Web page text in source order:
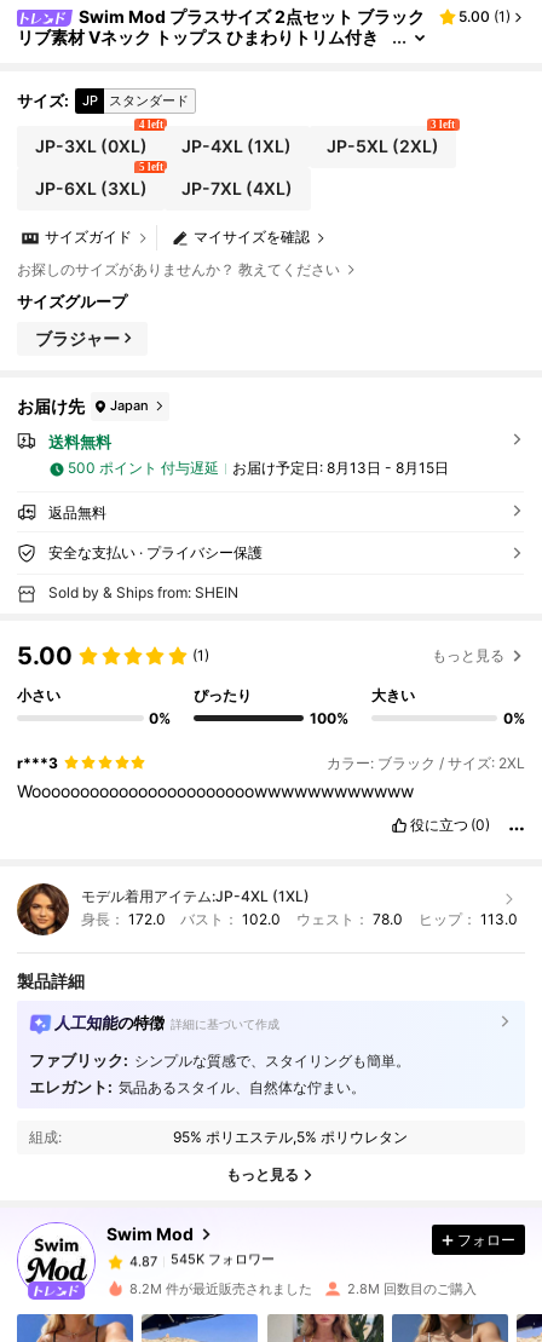
Swim Mod プラスサイズ 2点セット ブラック
リブ素材 Vネック トップス ひまわりトリム付き
5.00 (1)
サイズ: JP スタンダード
JP-3XL(0XL)
4 left
JP-4XL (1XL) JP-5XL(2XL)
3 left
JP-6XL(3XL)
5 left
JP-7XL (4XL)
マイサイズを確認
サイズガイド
お探しのサイズがありませんか？ 教えてください
サイズグループ
ブラジャー
お届け先 Japan
送料無料
500 ポイント 付与遅延 お届け予定日: 8月13日 - 8月15日
返品無料
安全な支払い · プライバシー保護
Sold by & Ships from: SHEIN
5.00 (1) もっと見る
小さい
0%
ぴったり
100%
大きい
0%
r***3 カラー: ブラック / サイズ: 2XL
Wooooooooooooooooooooooowwwwwwwwwwww
役に立つ (0)
モデル着用アイテム:JP-4XL (1XL)
身長： 172.0 バスト：102.0 ウェスト： 78.0 ヒップ： 113.0
製品詳細
人工知能の特徴 詳細に基づいて作成
ファブリック: シンプルな質感で、スタイリングも簡単。
エレガント: 気品あるスタイル、自然体な佇まい。
組成: 95% ポリエステル,5% ポリウレタン
もっと見る
Swim Mod
545K フォロワー
4.87
545K フォロワー
4.87 545K フォロワー
フォロー
8.2M 件が最近販売されました 2.8M 回数目のご購入